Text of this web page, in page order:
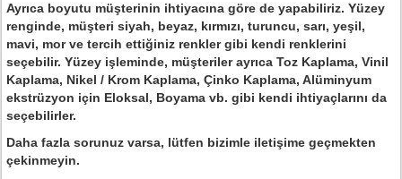
Ayrıca boyutu müşterinin ihtiyacına göre de yapabiliriz. Yüzey
renginde, müşteri siyah, beyaz, kırmızı, turuncu, sarı, yeşil,
mavi, mor ve tercih ettiğiniz renkler gibi kendi renklerini
seçebilir. Yüzey işleminde, müşteriler ayrıca Toz Kaplama, Vinil
Kaplama, Nikel / Krom Kaplama, Çinko Kaplama, Alüminyum
ekstrüzyon için Eloksal, Boyama vb. gibi kendi ihtiyaçlarını da
seçebilirler.
Daha fazla sorunuz varsa, lütfen bizimle iletişime geçmekten
çekinmeyin.